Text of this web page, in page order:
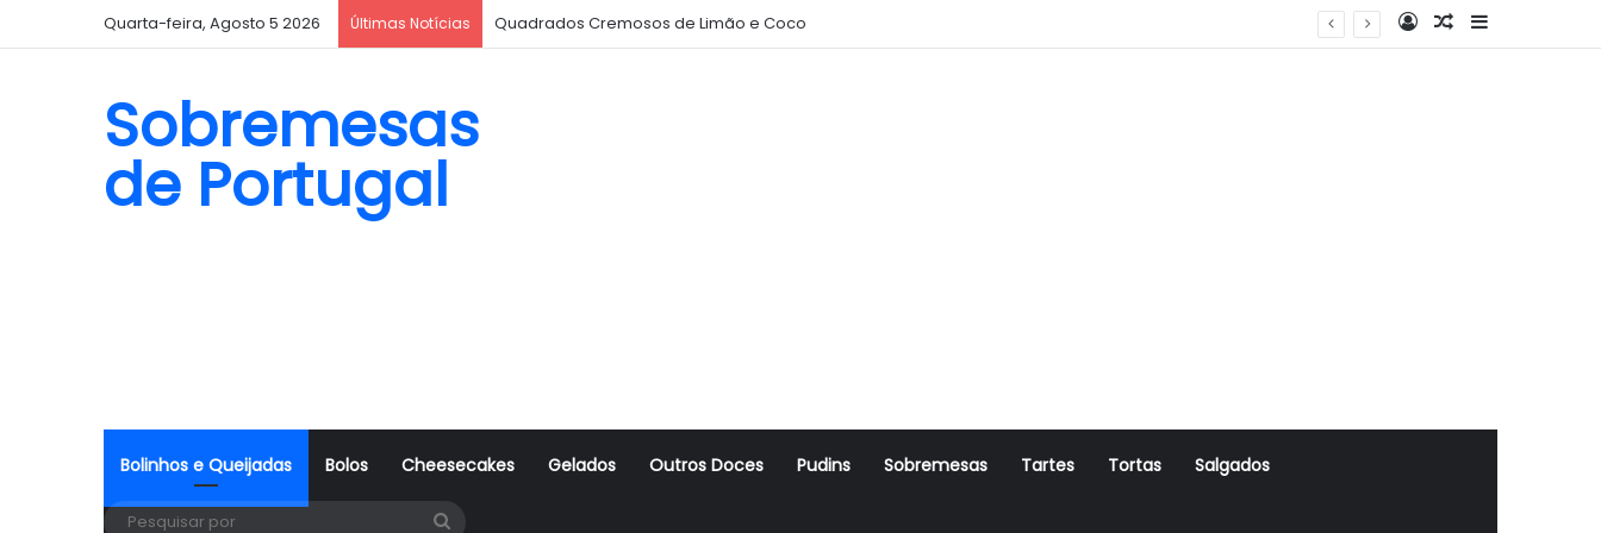
Quarta-feira, Agosto 5 2026 Últimas Notícias Quadrados Cremosos de Limão e Coco Log InArtigo Aleatório
Sidebar
Sobremesas
de Portugal
Bolinhos e Queijadas Bolos Cheesecakes Gelados Outros Doces Pudins Sobremesas Tartes Tortas Salgados